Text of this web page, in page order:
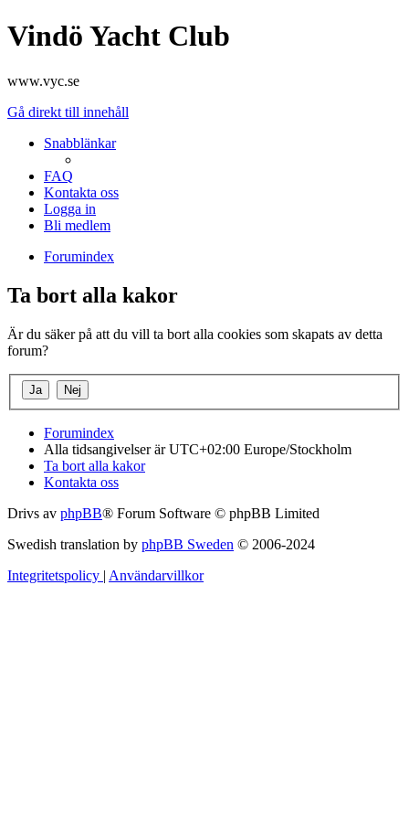
Vindö Yacht Club
www.vyc.se
Gå direkt till innehåll
Snabblänkar
FAQ
Kontakta oss
Logga in
Bli medlem
Forumindex
Ta bort alla kakor
Är du säker på att du vill ta bort alla cookies som skapats av detta
forum?
Forumindex
Alla tidsangivelser är UTC+02:00 Europe/Stockholm
Ta bort alla kakor
Kontakta oss
Drivs av phpBB® Forum Software © phpBB Limited
Swedish translation by phpBB Sweden © 2006-2024
Integritetspolicy | Användarvillkor